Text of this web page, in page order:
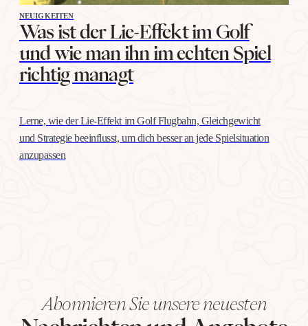
NEUIGKEITEN
Was ist der Lie-Effekt im Golf
und wie man ihn im echten Spiel
richtig managt
Lerne, wie der Lie-Effekt im Golf Flugbahn, Gleichgewicht
und Strategie beeinflusst, um dich besser an jede Spielsituation
anzupassen
Abonnieren Sie unsere neuesten